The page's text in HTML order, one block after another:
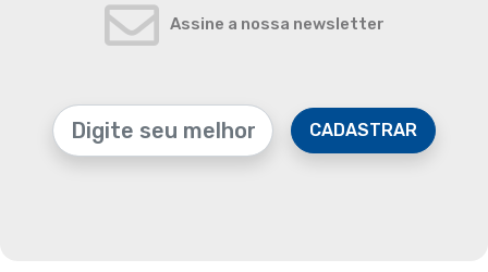
Assine a nossa newsletter
CADASTRAR